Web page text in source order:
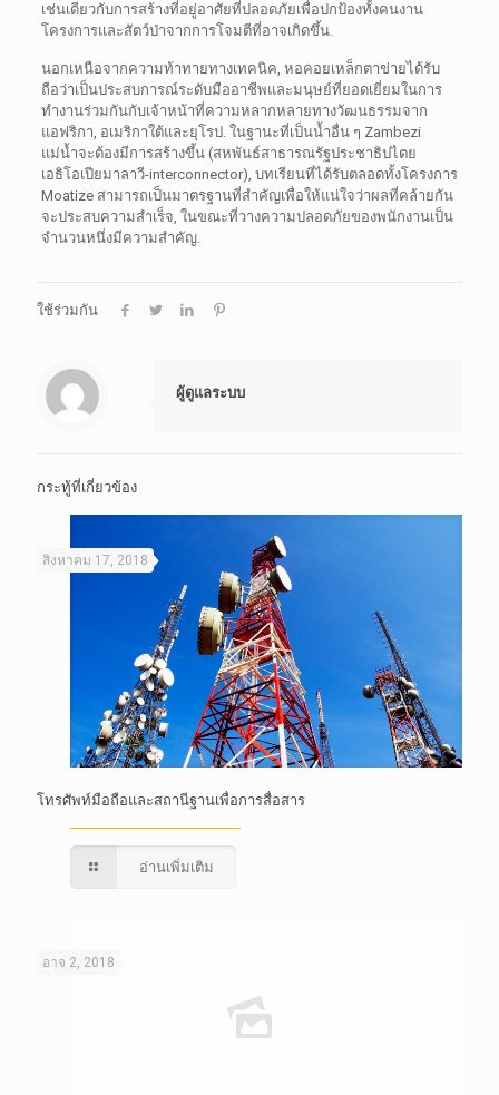
เช่นเดียวกับการสร้างที่อยู่อาศัยที่ปลอดภัยเพื่อปกป้องทั้งคนงาน
โครงการและสัตว์ป่าจากการโจมตีที่อาจเกิดขึ้น.
นอกเหนือจากความท้าทายทางเทคนิค, หอคอยเหล็กตาข่ายได้รับ
ถือว่าเป็นประสบการณ์ระดับมืออาชีพและมนุษย์ที่ยอดเยี่ยมในการ
ทำงานร่วมกันกับเจ้าหน้าที่ความหลากหลายทางวัฒนธรรมจาก
แอฟริกา, อเมริกาใต้และยุโรป. ในฐานะที่เป็นนํ้าอื่น ๆ Zambezi
แม่น้ำจะต้องมีการสร้างขึ้น (สหพันธ์สาธารณรัฐประชาธิปไตย
เอธิโอเปียมาลาวี-interconnector), บทเรียนที่ได้รับตลอดทั้งโครงการ
Moatize สามารถเป็นมาตรฐานที่สำคัญเพื่อให้แน่ใจว่าผลที่คล้ายกัน
จะประสบความสำเร็จ, ในขณะที่วางความปลอดภัยของพนักงานเป็น
จำนวนหนึ่งมีความสำคัญ.
ใช้ร่วมกัน
ผู้ดูแลระบบ
กระทู้ที่เกี่ยวข้อง
สิงหาคม 17, 2018
โทรศัพท์มือถือและสถานีฐานเพื่อการสื่อสาร
อ่านเพิ่มเติม
อาจ 2, 2018